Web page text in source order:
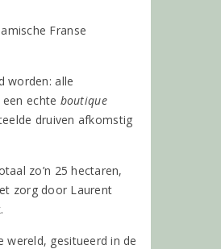
Franse
worden: alle
echte boutique
druiven afkomstig
zo’n 25 hectaren,
zorg door Laurent
gesitueerd in de